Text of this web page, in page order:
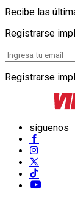
Recibe las
Registrarse
Registrarse
síguenos